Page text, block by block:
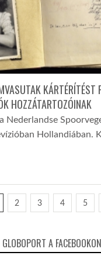
KÁRTÉRÍTÉST
HOZZÁTARTOZÓINAK
Nederlandse
Hollandiában.
2 3 4 5
GLOBOPORT A